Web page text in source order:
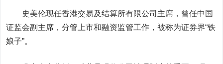
史美伦现任香港交易及结算所有限公司主席，曾任中国
证监会副主席，分管上市和融资监管工作，被称为证券界“铁
娘子”。